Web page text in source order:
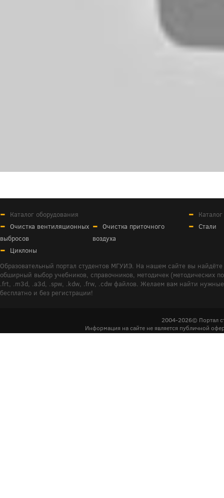
Каталог оборудования
Очистка вентиляционных
выбросов
Очистка приточного
воздуха
Циклоны
Стали
Образовательный портал студентов МГУИЭ. На нашем сайте вы
обширный выбор учебников, справочников, методичек (методических
.frt, .m3d, .a3d, .spw, .kdw, .frw, .cdw файлов. Желаем вам найти
бесплатно и без регистрации!
2004-2026© Портал
Информация на сайте не является публичной